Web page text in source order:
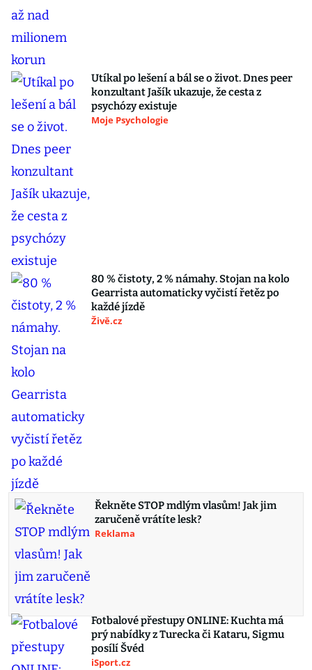
Utíkal po lešení a bál se o život. Dnes peer
konzultant Jašík ukazuje, že cesta z
psychózy existuje
Moje Psychologie
80 % čistoty, 2 % námahy. Stojan na kolo
Gearrista automaticky vyčistí řetěz po
každé jízdě
Živě.cz
Řekněte STOP mdlým vlasům! Jak jim
zaručeně vrátíte lesk?
Reklama
Fotbalové přestupy ONLINE: Kuchta má
prý nabídky z Turecka či Kataru, Sigmu
posílí Švéd
iSport.cz